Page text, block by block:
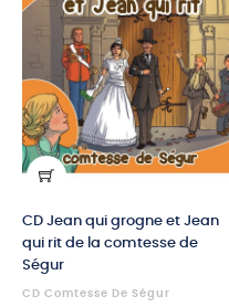
CD Jean qui grogne et Jean
qui rit de la comtesse de
Ségur
CD Comtesse De Ségur